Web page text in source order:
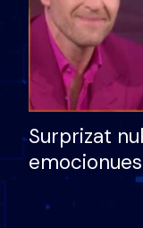
Surprizat
nëna dhe
nuk i